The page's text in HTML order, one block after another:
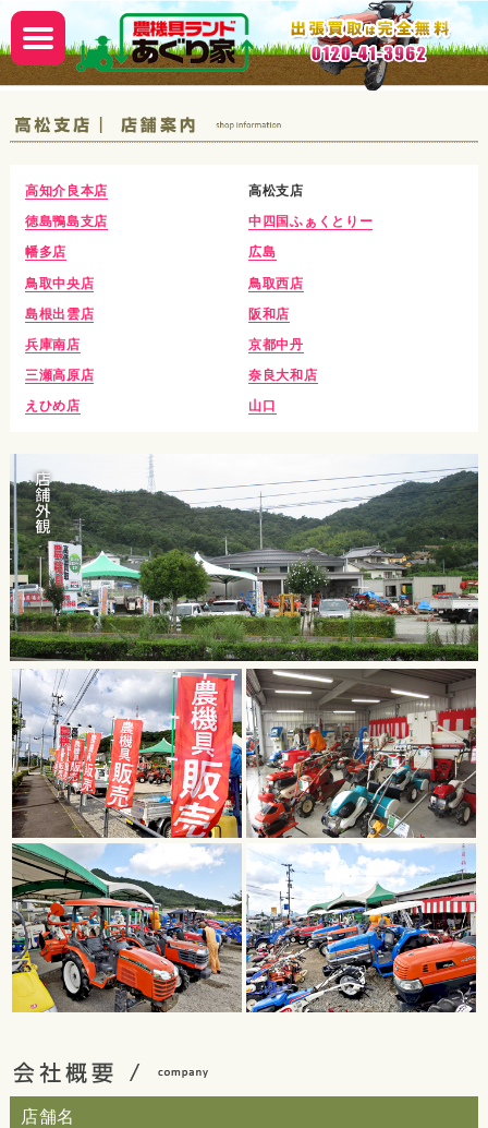
高知介良本店 高松支店
徳島鴨島支店 中四国ふぁくとりー
幡多店 広島
鳥取中央店 鳥取西店
島根出雲店 阪和店
兵庫南店 京都中丹
三瀬高原店 奈良大和店
えひめ店 山口
店舗名